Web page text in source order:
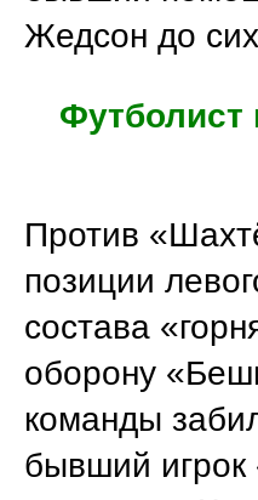
Жедсон до
Футболист
Против
позиции
состава
оборону
команды
бывший